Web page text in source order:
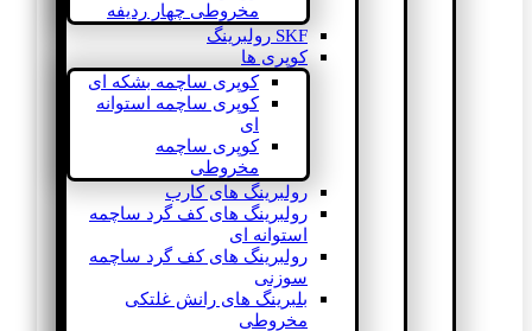
مخروطی چهار ردیفه
SKF رولبرینگ
کوپری ها
کوپری ساچمه بشکه ای
کوپری ساچمه استوانه
ای
کوپری ساچمه
مخروطی
رولبرینگ های کارب
رولبرینگ های کف گرد ساچمه
استوانه ای
رولبرینگ های کف گرد ساچمه
سوزنی
بلبرینگ های رانش غلتکی
مخروطی